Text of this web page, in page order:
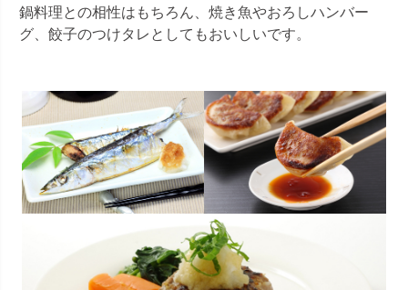
鍋料理との相性はもちろん、焼き魚やおろしハンバー
グ、餃子のつけタレとしてもおいしいです。